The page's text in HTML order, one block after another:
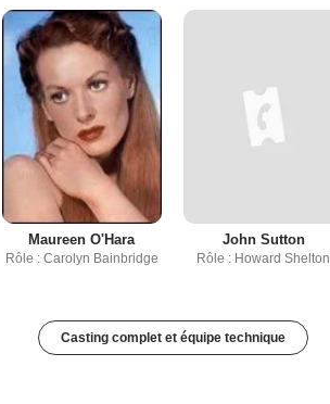
Maureen O'Hara
Rôle : Carolyn Bainbridge
John Sutton
Rôle : Howard Shelton
Casting complet et équipe technique